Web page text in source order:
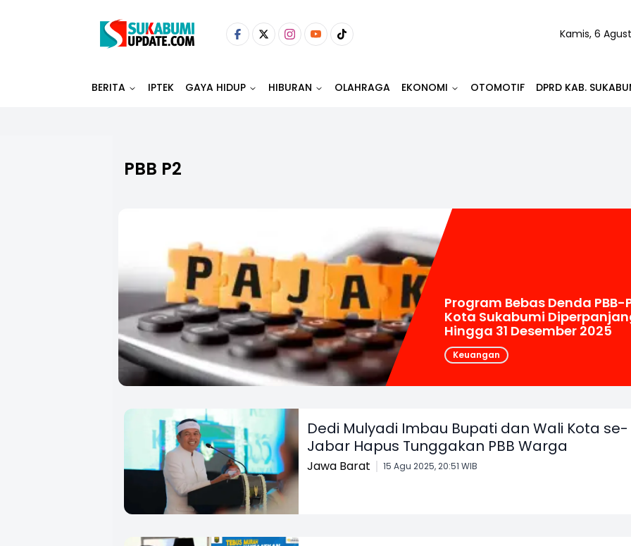
Kamis, 6
BERITA IPTEK GAYA HIDUP HIBURAN OLAHRAGA EKONOMI OTOMOTIF DPRD KAB.
PBB P2
Program Bebas Denda PBB-
Kota Sukabumi
Hingga 31 Desember 2025
Keuangan
Dedi Mulyadi Imbau Bupati dan Wali Kota se-
Jabar Hapus Tunggakan PBB Warga
Jawa Barat 15 Agu 2025, 20:51 WIB